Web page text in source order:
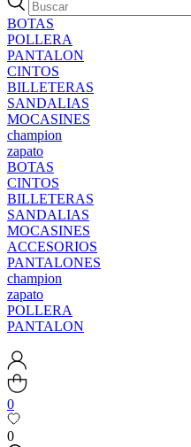
BOTAS
POLLERA
PANTALON
CINTOS
BILLETERAS
SANDALIAS
MOCASINES
champion
zapato
BOTAS
CINTOS
BILLETERAS
SANDALIAS
MOCASINES
ACCESORIOS
PANTALONES
champion
zapato
POLLERA
PANTALON
0
0